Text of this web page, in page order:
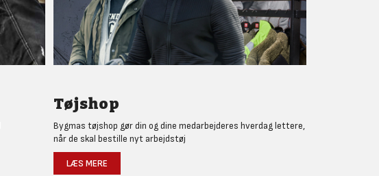
Tøjshop
Bygmas tøjshop gør din og dine medarbejderes hverdag lettere,
når de skal bestille nyt arbejdstøj
LÆS MERE